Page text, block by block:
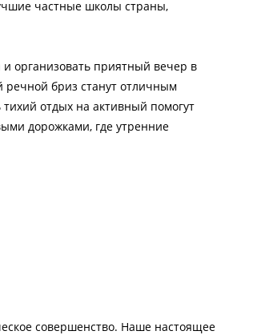
частные школы страны,
организовать приятный вечер в
речной бриз станут отличным
отдых на активный помогут
дорожками, где утренние
совершенство. Наше настоящее